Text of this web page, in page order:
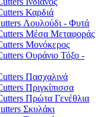
Καρδιά
Λουλούδι - Φυτά
Μέσα Μεταφοράς
Μονόκερος
Ουράνιο Τόξο -
Πασχαλινά
Πριγκίπισσα
Πρώτα Γενέθλια
Σκυλάκι